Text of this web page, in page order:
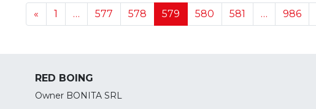
Navegación de noticias
« 1 … 577 578 579 580 581 … 986
RED BOING
Owner BONITA SRL